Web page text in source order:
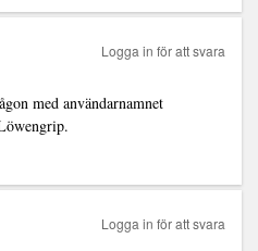
med användarnamnet
Logga in för att svara
Logga in för att svara